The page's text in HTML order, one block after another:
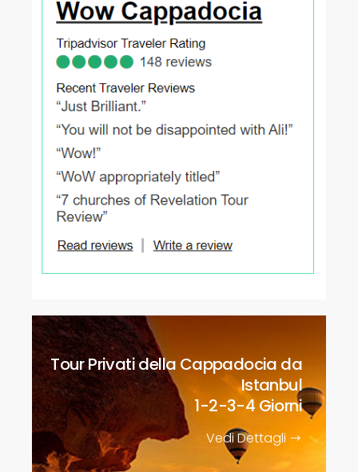
Tour Privati della Cappadocia da
Istanbul
1-2-3-4 Giorni
Vedi Dettagli